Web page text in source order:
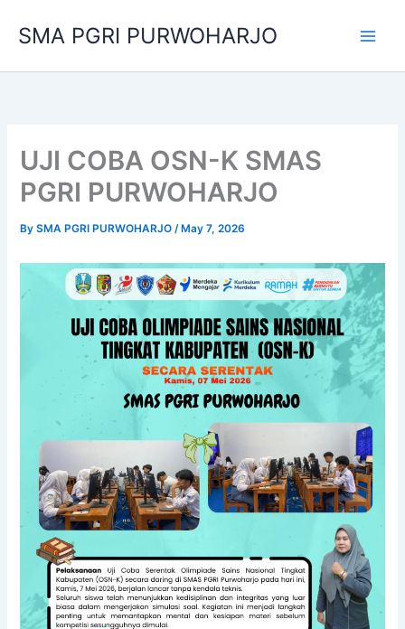
SMA PGRI PURWOHARJO
UJI COBA OSN-K SMAS
PGRI PURWOHARJO
BySMA PGRI PURWOHARJO/ May 7, 2026